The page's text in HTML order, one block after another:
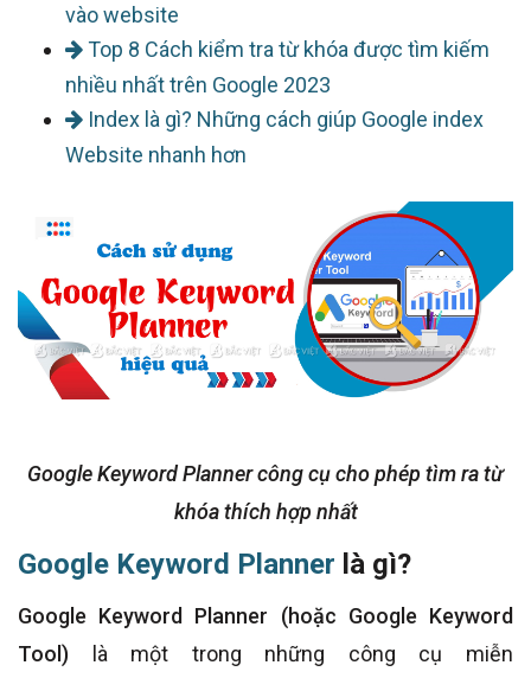
vào website
Top 8 Cách kiểm tra từ khóa được tìm kiếm
nhiều nhất trên Google 2023
Index là gì? Những cách giúp Google index
Website nhanh hơn
Google Keyword Planner công cụ cho phép tìm ra từ
khóa thích hợp nhất
Google Keyword Planner là gì?
Google Keyword Planner (hoặc Google Keyword
Tool) là một trong những công cụ miễn